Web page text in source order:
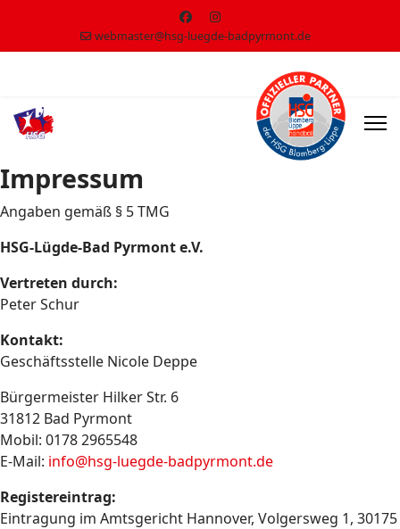
webmaster@hsg-luegde-badpyrmont.de
Impressum
Angaben gemäß § 5 TMG
HSG-Lügde-Bad Pyrmont e.V.
Vertreten durch:
Peter Schur
Kontakt:
Geschäftsstelle Nicole Deppe
Bürgermeister Hilker Str. 6
31812 Bad Pyrmont
Mobil: 0178 2965548
E-Mail: info@hsg-luegde-badpyrmont.de
Registereintrag:
Eintragung im Amtsgericht Hannover, Volgersweg 1, 30175